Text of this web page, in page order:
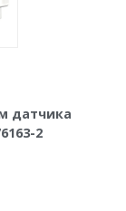
датчика
2